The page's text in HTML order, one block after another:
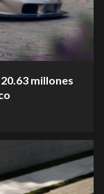
millones